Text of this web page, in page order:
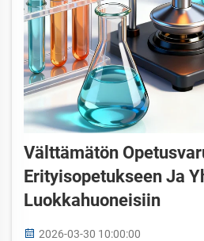
Välttämätön
Erityisopetukseen Ja
Luokkahuoneisiin
2026-03-30 10:00:00